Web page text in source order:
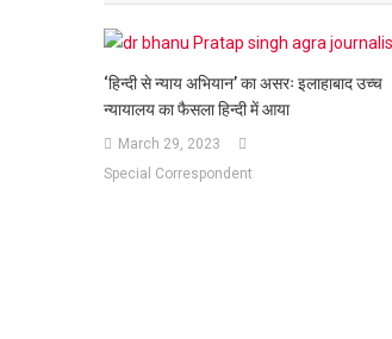
‘हिन्दी से न्याय अभियान’ का असरः इलाहाबाद उच्च
न्यायालय का फैसला हिन्दी में आया
March 29, 2023
Special Correspondent